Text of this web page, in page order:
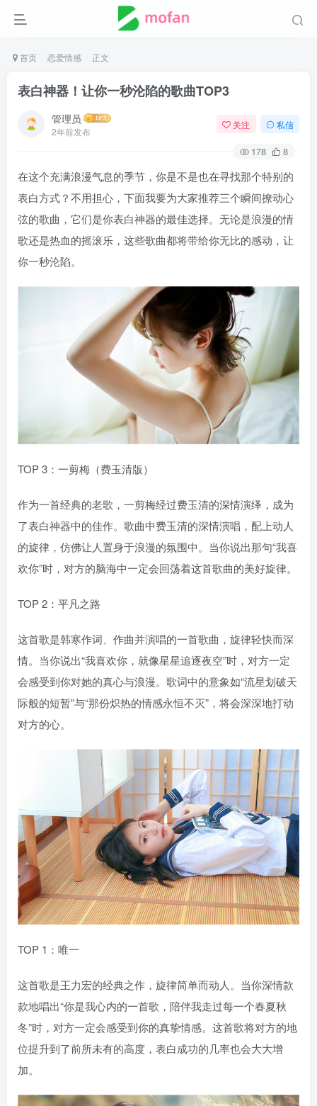
首页 恋爱情感 正文
表白神器！让你一秒沦陷的歌曲TOP3
管理员
2年前发布
关注 私信
178 8
在这个充满浪漫气息的季节，你是不是也在寻找那个特别的
表白方式？不用担心，下面我要为大家推荐三个瞬间撩动心
弦的歌曲，它们是你表白神器的最佳选择。无论是浪漫的情
歌还是热血的摇滚乐，这些歌曲都将带给你无比的感动，让
你一秒沦陷。
TOP 3：一剪梅（费玉清版）
作为一首经典的老歌，一剪梅经过费玉清的深情演绎，成为
了表白神器中的佳作。歌曲中费玉清的深情演唱，配上动人
的旋律，仿佛让人置身于浪漫的氛围中。当你说出那句“我喜
欢你”时，对方的脑海中一定会回荡着这首歌曲的美好旋律。
TOP 2：平凡之路
这首歌是韩寒作词、作曲并演唱的一首歌曲，旋律轻快而深
情。当你说出“我喜欢你，就像星星追逐夜空”时，对方一定
会感受到你对她的真心与浪漫。歌词中的意象如“流星划破天
际般的短暂”与“那份炽热的情感永恒不灭”，将会深深地打动
对方的心。
TOP 1：唯一
这首歌是王力宏的经典之作，旋律简单而动人。当你深情款
款地唱出“你是我心内的一首歌，陪伴我走过每一个春夏秋
冬”时，对方一定会感受到你的真挚情感。这首歌将对方的地
位提升到了前所未有的高度，表白成功的几率也会大大增
加。